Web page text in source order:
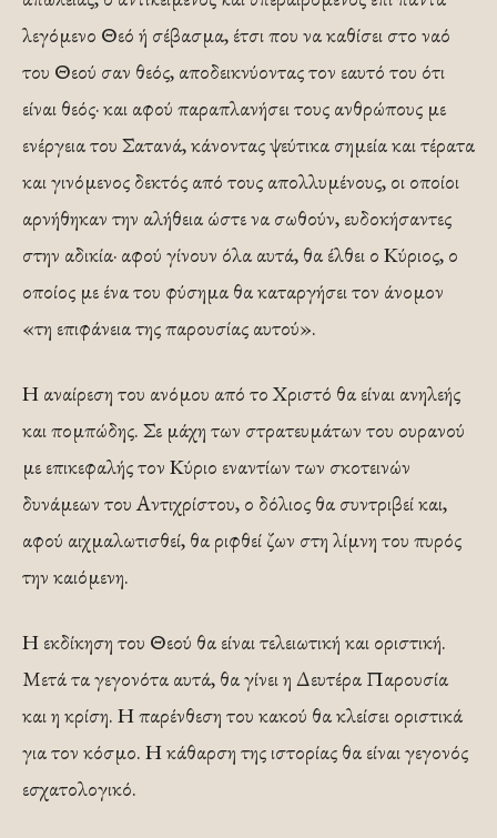
λεγόμενο Θεό ή σέβασμα, έτσι που να καθίσει στο ναό
του Θεού σαν θεός, αποδεικνύοντας τον εαυτό του ότι
είναι θεός· και αφού παραπλανήσει τους ανθρώπους με
ενέργεια του Σατανά, κάνοντας ψεύτικα σημεία και τέρατα
και γινόμενος δεκτός από τους απολλυμένους, οι οποίοι
αρνήθηκαν την αλήθεια ώστε να σωθούν, ευδοκήσαντες
στην αδικία· αφού γίνουν όλα αυτά, θα έλθει ο Κύριος, ο
οποίος με ένα του φύσημα θα καταργήσει τον άνομον
«τη επιφάνεια της παρουσίας αυτού».
Η αναίρεση του ανόμου από το Χριστό θα είναι ανηλεής
και πομπώδης. Σε μάχη των στρατευμάτων του ουρανού
με επικεφαλής τον Κύριο εναντίων των σκοτεινών
δυνάμεων του Αντιχρίστου, ο δόλιος θα συντριβεί και,
αφού αιχμαλωτισθεί, θα ριφθεί ζων στη λίμνη του πυρός
την καιόμενη.
Η εκδίκηση του Θεού θα είναι τελειωτική και οριστική.
Μετά τα γεγονότα αυτά, θα γίνει η Δευτέρα Παρουσία
και η κρίση. Η παρένθεση του κακού θα κλείσει οριστικά
για τον κόσμο. Η κάθαρση της ιστορίας θα είναι γεγονός
εσχατολογικό.